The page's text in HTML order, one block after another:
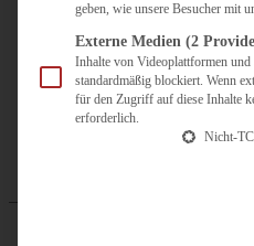
ÜBER MICH
geben, wie unsere Besucher mit
Externe Medien (2
Inhalte von Videoplattformen
standardmäßig blockiert. Wenn
für den Zugriff auf diese Inhalte
erforderlich.
Nicht-